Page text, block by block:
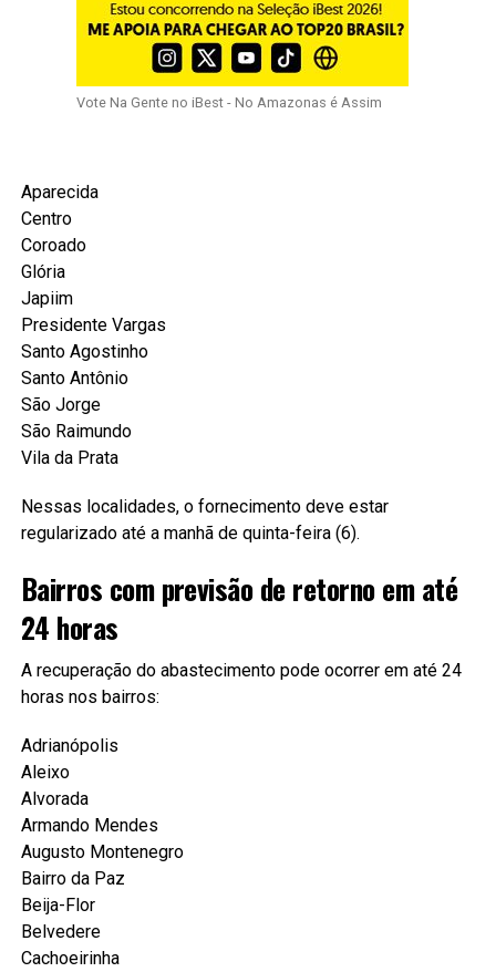
Vote Na Gente no iBest - No Amazonas é Assim
Aparecida
Centro
Coroado
Glória
Japiim
Presidente Vargas
Santo Agostinho
Santo Antônio
São Jorge
São Raimundo
Vila da Prata
Nessas localidades, o fornecimento deve estar
regularizado até a manhã de quinta-feira (6).
Bairros com previsão de retorno em até
24 horas
A recuperação do abastecimento pode ocorrer em até 24
horas nos bairros:
Adrianópolis
Aleixo
Alvorada
Armando Mendes
Augusto Montenegro
Bairro da Paz
Beija-Flor
Belvedere
Cachoeirinha